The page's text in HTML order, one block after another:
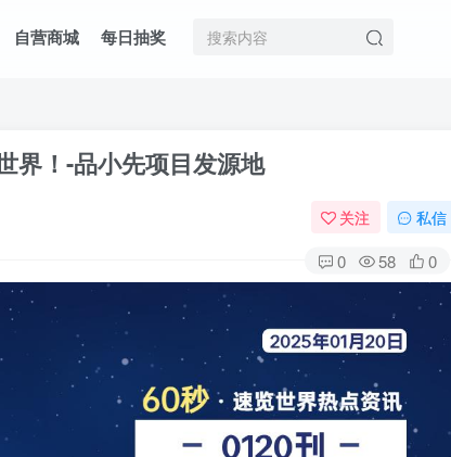
自营商城 每日抽奖
界！-品小先项目发源地
关注 私信
0 58 0